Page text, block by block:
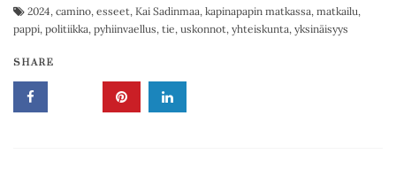
2024, camino, esseet, Kai Sadinmaa, kapinapapin matkassa, matkailu,
pappi, politiikka, pyhiinvaellus, tie, uskonnot, yhteiskunta, yksinäisyys
SHARE